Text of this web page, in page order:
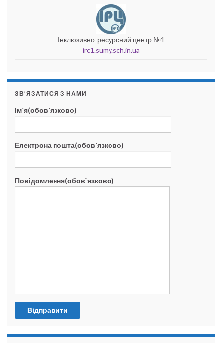
Інклюзивно-ресурсний центр №1
irc1.sumy.sch.in.ua
ЗВ’ЯЗАТИСЯ З НАМИ
Ім`я(обов`язково)
Електрона пошта(обов`язково)
Повідомлення(обов`язково)